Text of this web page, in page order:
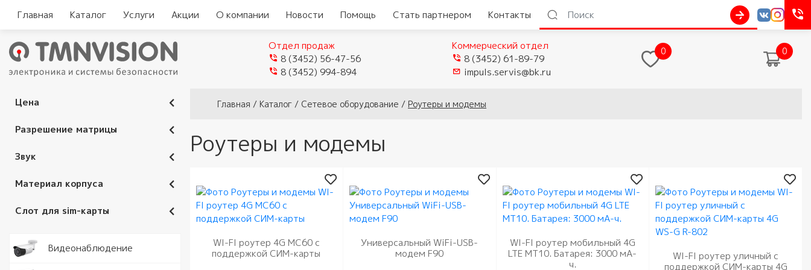
Главная Каталог Услуги Акции О компании Новости Помощь Стать партнером Контакты
Отдел продаж
8 (3452) 56-47-56
8 (3452) 994-894
Коммерческий отдел
8 (3452) 61-89-79
impuls.servis@bk.ru
0 0
Цена
Разрешение матрицы
Звук
Материал корпуса
Слот для sim-карты
Видеонаблюдение Видеокамеры Видеокамеры TVI/CVI/AHD
Вы здесь
Главная / Каталог / Сетевое оборудование / Роутеры и модемы
Роутеры и модемы
WI-FI роутер 4G MC60 с
поддержкой СИМ-карты
Универсальный WiFi-USB-
модем F90
WI-FI роутер мобильный 4G
LTE MT10. Батарея: 3000 мА-
ч.
WI-FI роутер уличный с
поддержкой СИМ-карты 4G